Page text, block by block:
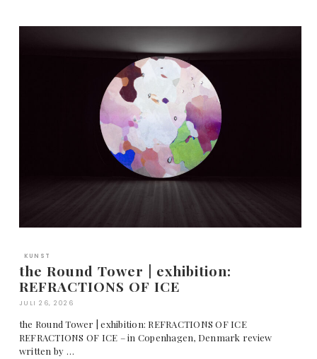
KUNST
the Round Tower | exhibition:
REFRACTIONS OF ICE
JULI 26, 2026
the Round Tower | exhibition: REFRACTIONS OF ICE
REFRACTIONS OF ICE – in Copenhagen, Denmark review
written by …